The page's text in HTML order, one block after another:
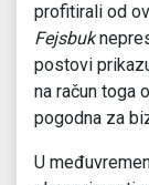
profitirali od
Fejsbuk
postovi
na račun toga
pogodna za
U